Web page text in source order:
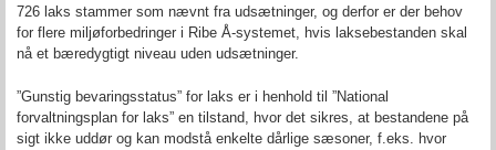
726 laks stammer som nævnt fra udsætninger, og derfor er der behov
for flere miljøforbedringer i Ribe Å-systemet, hvis laksebestanden skal
nå et bæredygtigt niveau uden udsætninger.
”Gunstig bevaringsstatus” for laks er i henhold til ”National
forvaltningsplan for laks” en tilstand, hvor det sikres, at bestandene på
sigt ikke uddør og kan modstå enkelte dårlige sæsoner, f.eks. hvor